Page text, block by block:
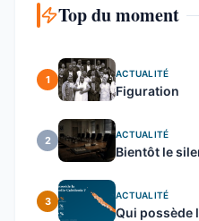
Top du moment
1
ACTUALITÉ
Figuration
2
ACTUALITÉ
Bientôt le
3
ACTUALITÉ
Qui possède